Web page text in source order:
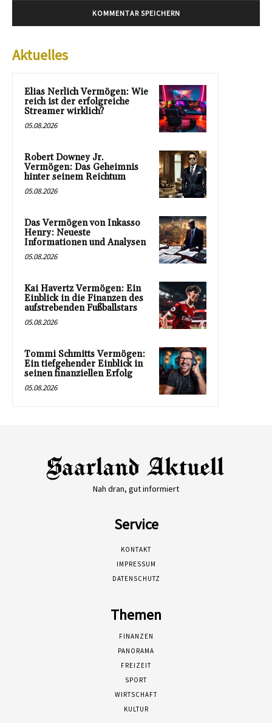
Aktuelles
Elias Nerlich Vermögen: Wie
reich ist der erfolgreiche
Streamer wirklich?
05.08.2026
Robert Downey Jr.
Vermögen: Das Geheimnis
hinter seinem Reichtum
05.08.2026
Das Vermögen von Inkasso
Henry: Neueste
Informationen und Analysen
05.08.2026
Kai Havertz Vermögen: Ein
Einblick in die Finanzen des
aufstrebenden Fußballstars
05.08.2026
Tommi Schmitts Vermögen:
Ein tiefgehender Einblick in
seinen finanziellen Erfolg
05.08.2026
Nah dran, gut informiert
Service
KONTAKT
IMPRESSUM
DATENSCHUTZ
Themen
FINANZEN
PANORAMA
FREIZEIT
SPORT
WIRTSCHAFT
KULTUR